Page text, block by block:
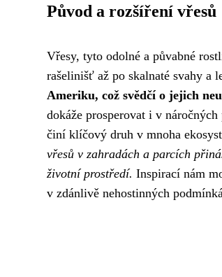
Původ a rozšíření vřesů
Vřesy, tyto odolné a půvabné
rašelinišť až po skalnaté svahy a
Ameriku, což svědčí o jejich
dokáže prosperovat i v
činí klíčový druh v mnoha
vřesů v zahradách a parcích
životní prostředí. Inspirací nám
v zdánlivě nehostinných